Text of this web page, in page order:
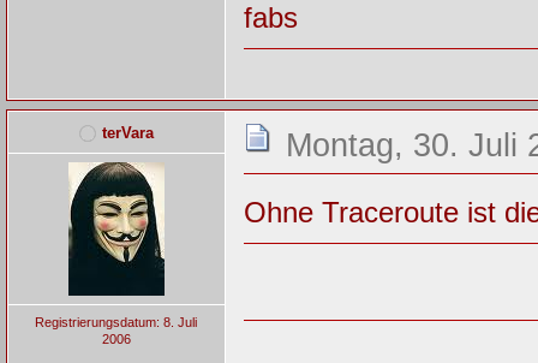
fabs
terVara
Registrierungsdatum: 8. Juli
2006
Montag, 30. Juli
Ohne Traceroute ist